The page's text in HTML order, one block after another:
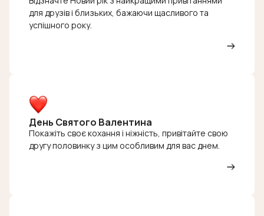
для друзів і близьких, бажаючи щасливого та
успішного року.
День Святого Валентина
Покажіть своє кохання і ніжність, привітайте свою
другу половинку з цим особливим для вас днем.